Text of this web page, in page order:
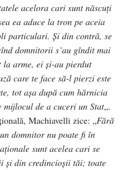
acelora cari sunt născuţi
ea aduce la tron pe aceia
particulari. Şi din contră, se
domnitorii s’au gîndit mai
arme, ei şi-au pierdut
care te face să-l pierzi este
tot aşa după cum hărnicia
de a cuceri un Stat„.
Machiavelli zice: „Fără
domnitor nu poate fi în
sunt acelea cari se
şi din credincioşii tăi; toate